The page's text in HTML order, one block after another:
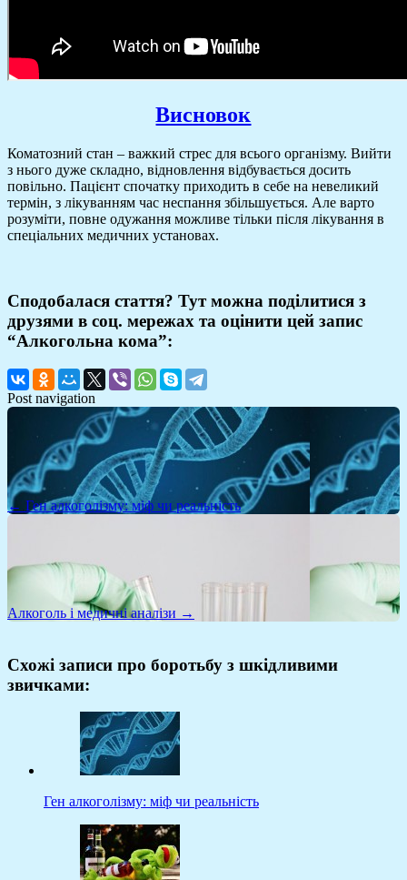
Висновок
Коматозний стан – важкий стрес для всього організму. Вийти
з нього дуже складно, відновлення відбувається досить
повільно. Пацієнт спочатку приходить в себе на невеликий
термін, з лікуванням час неспання збільшується. Але варто
розуміти, повне одужання можливе тільки після лікування в
спеціальних медичних установах.
Сподобалася стаття? Тут можна поділитися з
друзями в соц. мережах та оцінити цей запис
“Алкогольна кома”:
Post navigation
← Ген алкоголізму: міф чи реальність
Алкоголь і медичні аналізи →
Схожі записи про боротьбу з шкідливими
звичками:
Ген алкоголізму: міф чи реальність